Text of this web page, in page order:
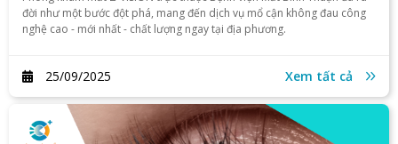
đời như một bước đột phá, mang đến dịch vụ mổ cận không đau công
nghệ cao - mới nhất - chất lượng ngay tại địa phương.
25/09/2025 Xem tất cả